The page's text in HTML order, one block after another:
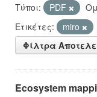
Τύποι: PDF
Ετικέτες:
miro
Φίλτρα
Ecosystem